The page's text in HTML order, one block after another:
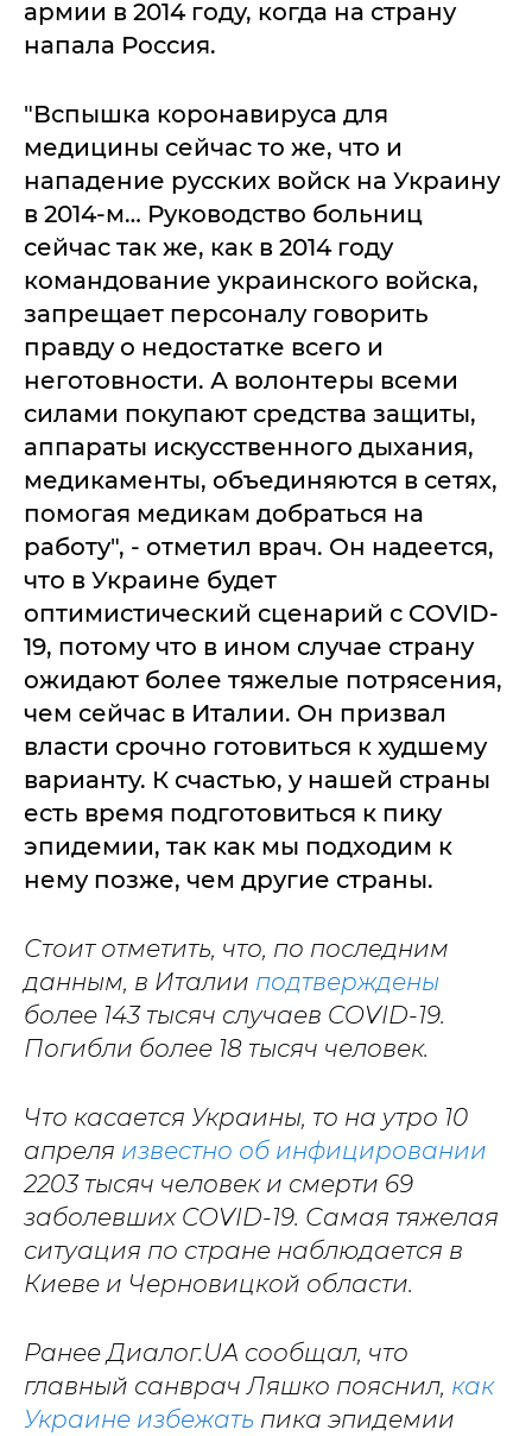
армии в 2014 году, когда на страну
напала Россия.
"Вспышка коронавируса для
медицины сейчас то же, что и
нападение русских войск на Украину
в 2014-м… Руководство больниц
сейчас так же, как в 2014 году
командование украинского войска,
запрещает персоналу говорить
правду о недостатке всего и
неготовности. А волонтеры всеми
силами покупают средства защиты,
аппараты искусственного дыхания,
медикаменты, объединяются в сетях,
помогая медикам добраться на
работу", - отметил врач. Он надеется,
что в Украине будет
оптимистический сценарий с COVID-
19, потому что в ином случае страну
ожидают более тяжелые потрясения,
чем сейчас в Италии. Он призвал
власти срочно готовиться к худшему
варианту. К счастью, у нашей страны
есть время подготовиться к пику
эпидемии, так как мы подходим к
нему позже, чем другие страны.
Стоит отметить, что, по последним
данным, в Италии подтверждены
более 143 тысяч случаев COVID-19.
Погибли более 18 тысяч человек.
Что касается Украины, то на утро 10
апреля известно об инфицировании
2203 тысяч человек и смерти 69
заболевших COVID-19. Самая тяжелая
ситуация по стране наблюдается в
Киеве и Черновицкой области.
Ранее Диалог.UA сообщал, что
главный санврач Ляшко пояснил, как
Украине избежать пика эпидемии